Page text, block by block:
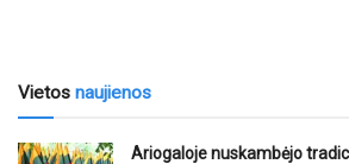
Vietos naujienos
Ariogaloje nuskambėjo